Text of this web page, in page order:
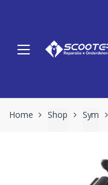
Home Shop Sym